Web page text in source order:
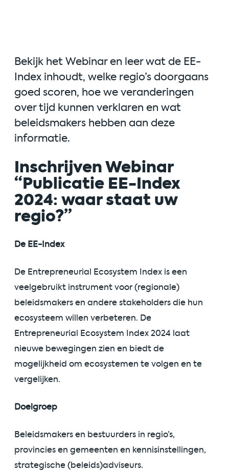
Bekijk het Webinar en leer wat de EE-
Index inhoudt, welke regio’s doorgaans
goed scoren, hoe we veranderingen
over tijd kunnen verklaren en wat
beleidsmakers hebben aan deze
informatie.
Inschrijven Webinar
“Publicatie EE-Index
2024: waar staat uw
regio?”
De EE-Index
De Entrepreneurial Ecosystem Index is een
veelgebruikt instrument voor (regionale)
beleidsmakers en andere stakeholders die hun
ecosysteem willen verbeteren. De
Entrepreneurial Ecosystem Index 2024 laat
nieuwe bewegingen zien en biedt de
mogelijkheid om ecosystemen te volgen en te
vergelijken.
Doelgroep
Beleidsmakers en bestuurders in regio’s,
provincies en gemeenten en kennisinstellingen,
strategische (beleids)adviseurs.